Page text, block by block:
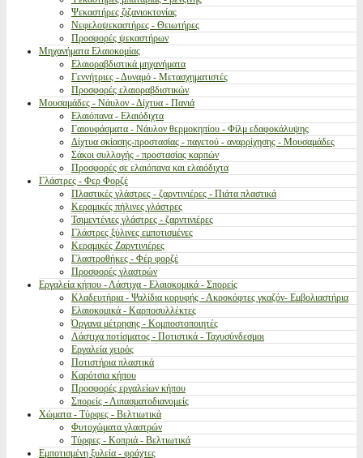
Ψεκαστήρες ζιζανιοκτονίας
Νεφελοψεκαστήρες - Θειωτήρες
Προσφορές ψεκαστήρων
Μηχανήματα Ελαιοκομίας
Ελαιοραβδιστικά μηχανήματα
Γεννήτριες - Δυναμό - Μετασχηματιστές
Προσφορές ελαιοραβδιστικών
Μουσαμάδες - Νάυλον - Δίχτυα - Πανιά
Ελαιόπανα - Ελαιόδιχτα
Γαιουφάσματα - Νάυλον θερμοκηπίου - Φίλμ εδαφοκάλυψης
Δίχτυα σκίασης-προστασίας - παγετού - αναρρίχησης - Μουσαμάδες
Σάκοι συλλογής - προστασίας καρπών
Προσφορές σε ελαιόπανα και ελαιόδιχτα
Γλάστρες - Φερ Φορζέ
Πλαστικές γλάστρες - ζαρντινιέρες - Πιάτα πλαστικά
Κεραμικές πήλινες γλάστρες
Τσιμεντένιες γλάστρες - ζαρντινιέρες
Γλάστρες ξύλινες εμποτισμένες
Κεραμικές Ζαρντινιέρες
Γλαστροθήκες - Φέρ φορζέ
Προσφορές γλαστρών
Εργαλεία κήπου - Λάστιχα - Ελαιοκομικά - Σπορείς
Κλαδευτήρια - Ψαλίδια κορυφής - Ακροκόφτες γκαζόν- Εμβολιαστήρια
Ελαιοκομικά - Καρποσυλλέκτες
Όργανα μέτρησης - Κομποστοποιητές
Λάστιχα ποτίσματος - Ποτιστικά - Ταχυσύνδεσμοι
Εργαλεία χειρός
Ποτιστήρια πλαστικά
Καρότσια κήπου
Προσφορές εργαλείων κήπου
Σπορείς - Λιπασματοδιανομείς
Χώματα - Τύρφες - Βελτιωτικά
Φυτοχώματα γλαστρών
Τύρφες - Κοπριά - Βελτιωτικά
Εμποτισμένη ξυλεία - φράχτες